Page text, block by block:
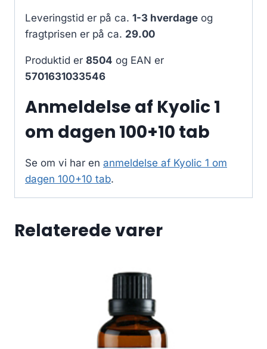
Leveringstid er på ca. 1-3 hverdage og
fragtprisen er på ca. 29.00
Produktid er 8504 og EAN er
5701631033546
Anmeldelse af Kyolic 1
om dagen 100+10 tab
Se om vi har en anmeldelse af Kyolic 1 om
dagen 100+10 tab.
Relaterede varer